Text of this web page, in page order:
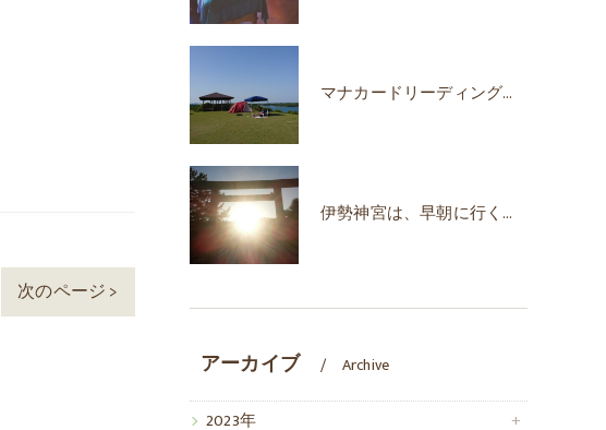
次のページ >
マナカードリーディングで自己肯定感が上がった！
伊勢神宮は、早朝に行くのがオススメな時期♪
アーカイブ Archive
2023年